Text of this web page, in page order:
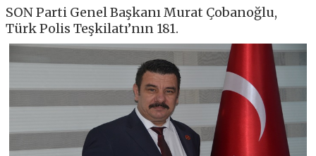
SON Parti Genel Başkanı Murat Çobanoğlu,
Türk Polis Teşkilatı’nın 181.